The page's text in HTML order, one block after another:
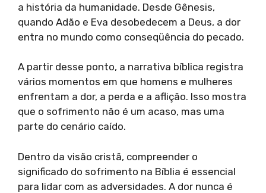
a história da humanidade. Desde Gênesis,
quando Adão e Eva desobedecem a Deus, a dor
entra no mundo como conseqüência do pecado.
A partir desse ponto, a narrativa bíblica registra
vários momentos em que homens e mulheres
enfrentam a dor, a perda e a aflição. Isso mostra
que o sofrimento não é um acaso, mas uma
parte do cenário caído.
Dentro da visão cristã, compreender o
significado do sofrimento na Bíblia é essencial
para lidar com as adversidades. A dor nunca é